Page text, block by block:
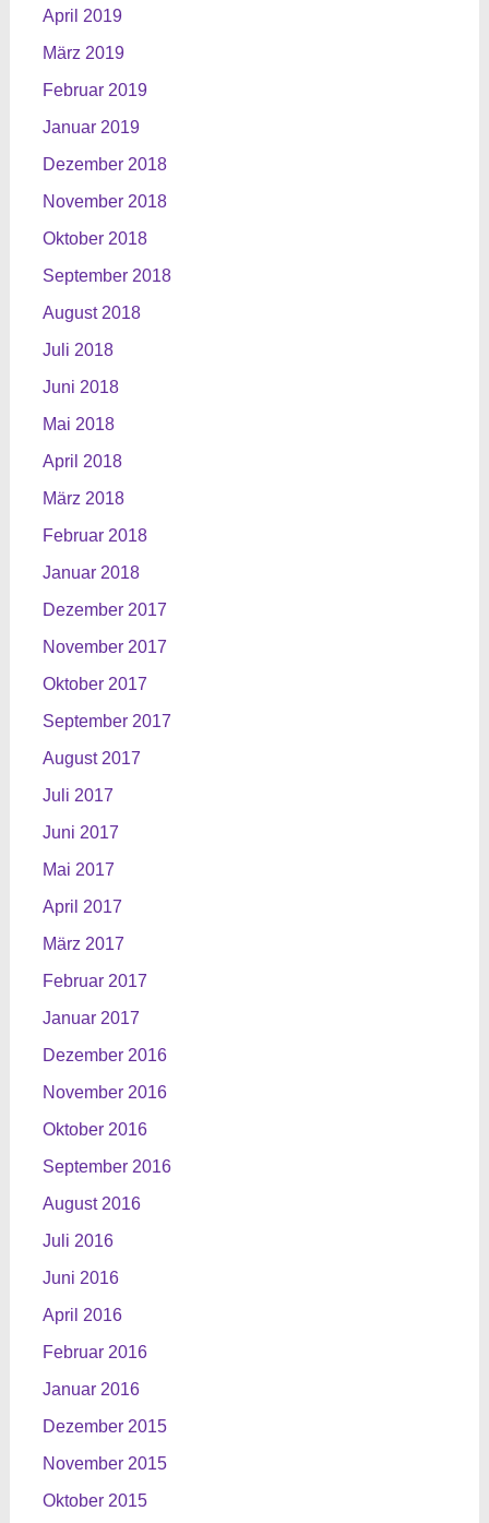
April 2019
März 2019
Februar 2019
Januar 2019
Dezember 2018
November 2018
Oktober 2018
September 2018
August 2018
Juli 2018
Juni 2018
Mai 2018
April 2018
März 2018
Februar 2018
Januar 2018
Dezember 2017
November 2017
Oktober 2017
September 2017
August 2017
Juli 2017
Juni 2017
Mai 2017
April 2017
März 2017
Februar 2017
Januar 2017
Dezember 2016
November 2016
Oktober 2016
September 2016
August 2016
Juli 2016
Juni 2016
April 2016
Februar 2016
Januar 2016
Dezember 2015
November 2015
Oktober 2015